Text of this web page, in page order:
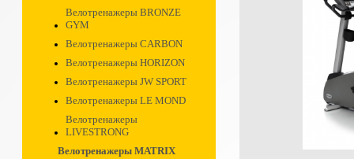
Велотренажеры BRONZE
GYM
Велотренажеры CARBON
Велотренажеры HORIZON
Велотренажеры JW SPORT
Велотренажеры LE MOND
Велотренажеры
LIVESTRONG
Велотренажеры MATRIX